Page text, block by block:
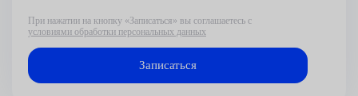
При нажатии на кнопку «Записаться» вы соглашаетесь с
условиями обработки персональных данных